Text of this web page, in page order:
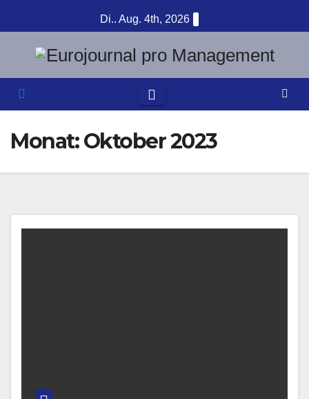
Inhalt
springen
Di.. Aug. 4th, 2026
Monat:Oktober 2023